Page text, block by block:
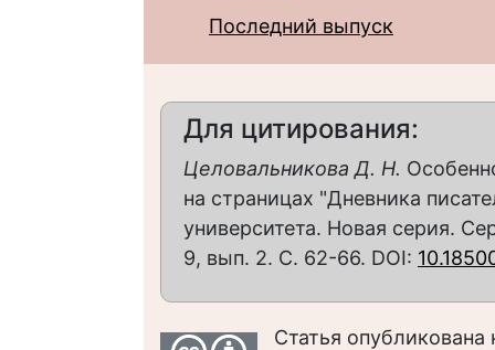
Последний выпуск
Для цитирования:
Целовальникова Д. Н.
на страницах "Дневника
университета. Новая серия.
9, вып. 2. С. 62-66. DOI:
Статья